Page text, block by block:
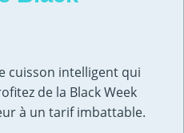
cuisson intelligent qui
de la Black Week
à un tarif imbattable.